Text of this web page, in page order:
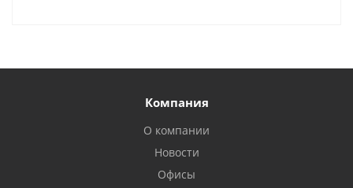
Компания
О компании
Новости
Офисы